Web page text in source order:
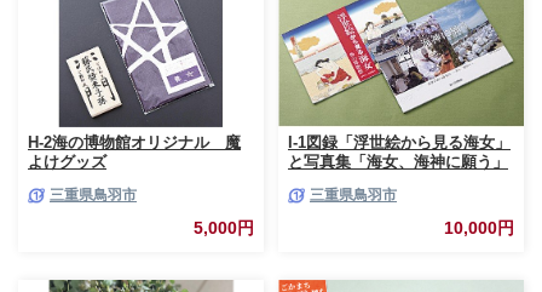
H-2海の博物館オリジナル 魔
よけグッズ
三重県鳥羽市
5,000円
I-1図録「浮世絵から見る海女」
と写真集「海女、海神に願う」
三重県鳥羽市
10,000円